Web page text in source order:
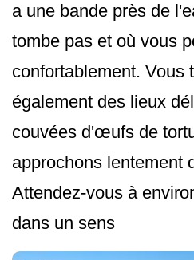
a une bande près de
tombe pas et où vous
confortablement. Vous
également des lieux
couvées d'œufs de
approchons lentement
Attendez-vous à
dans un sens